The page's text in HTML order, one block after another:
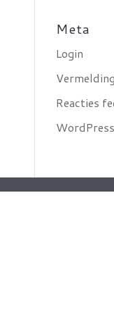
Meta
Login
Reacties